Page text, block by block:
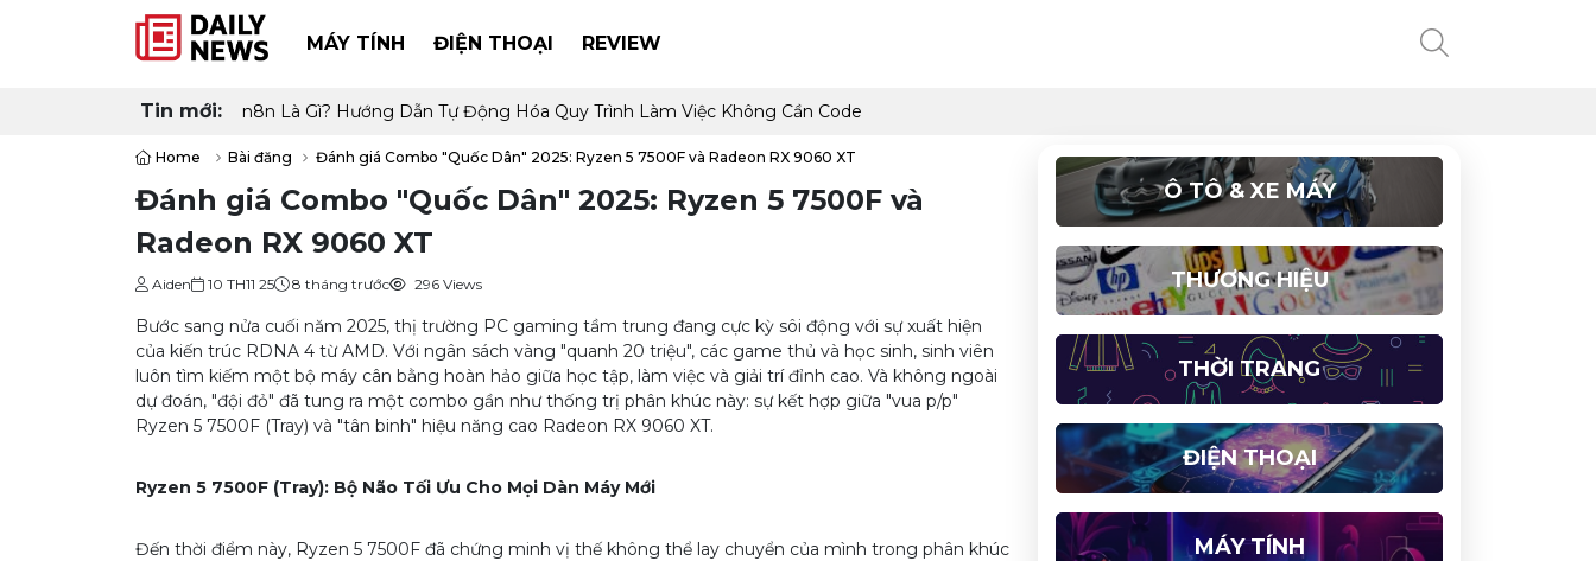
MÁY TÍNH ĐIỆN THOẠI REVIEW
Tin mới: n8n Là Gì? Hướng Dẫn Tự Động Hóa Quy Trình Làm Việc Không Cần Code
Home Bài đăng Đánh giá Combo "Quốc Dân" 2025: Ryzen 5 7500F và Radeon RX 9060 XT
Đánh giá Combo "Quốc Dân" 2025: Ryzen 5 7500F và
Radeon RX 9060 XT
Aiden 10 TH11 25 8 tháng trước 296 Views
Bước sang nửa cuối năm 2025, thị trường PC gaming tầm trung đang cực kỳ sôi động với sự xuất hiện
của kiến trúc RDNA 4 từ AMD. Với ngân sách vàng "quanh 20 triệu", các game thủ và học sinh, sinh viên
luôn tìm kiếm một bộ máy cân bằng hoàn hảo giữa học tập, làm việc và giải trí đỉnh cao. Và không ngoài
dự đoán, "đội đỏ" đã tung ra một combo gần như thống trị phân khúc này: sự kết hợp giữa "vua p/p"
Ryzen 5 7500F (Tray) và "tân binh" hiệu năng cao Radeon RX 9060 XT.
Ryzen 5 7500F (Tray): Bộ Não Tối Ưu Cho Mọi Dàn Máy Mới
Đến thời điểm này, Ryzen 5 7500F đã chứng minh vị thế không thể lay chuyển của mình trong phân khúc
Ô TÔ & XE MÁY
THƯƠNG HIỆU
THỜI TRANG
ĐIỆN THOẠI
MÁY TÍNH